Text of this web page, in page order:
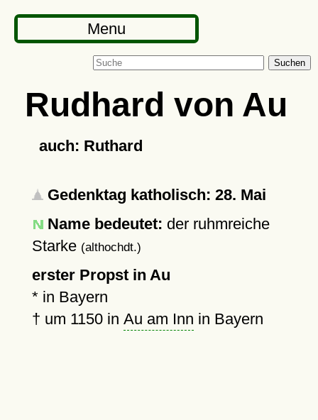
Menu
Suchen
Rudhard von Au
auch: Ruthard
Gedenktag katholisch: 28. Mai
Name bedeutet: der ruhmreiche
Starke (althochdt.)
erster Propst in Au
* in Bayern
† um 1150in Au am Inn in Bayern